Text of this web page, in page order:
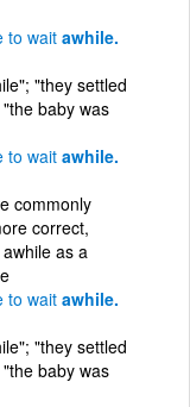
to wait awhile.
"they settled
baby was
to wait awhile.
commonly
correct,
as a
to wait awhile.
"they settled
baby was